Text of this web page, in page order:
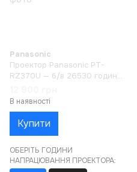
Panasonic
Проектор Panasonic PT-
RZ370U — б/в 26530 годин
В наявності
Купити
ОБЕРІТЬ ГОДИНИ
НАПРАЦЮВАННЯ ПРОЕКТОРА: